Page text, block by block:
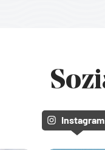
Instagram